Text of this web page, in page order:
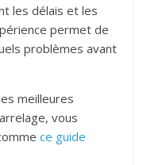
les délais et les
permet de
problèmes avant
meilleures
vous
ce guide